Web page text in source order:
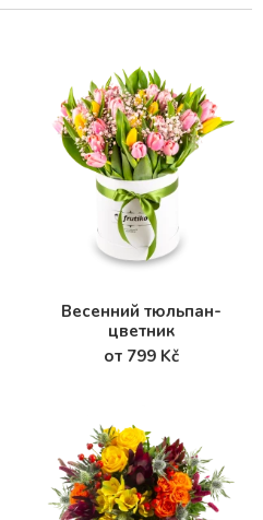
Весенний тюльпан-
цветник
от 799 Kč